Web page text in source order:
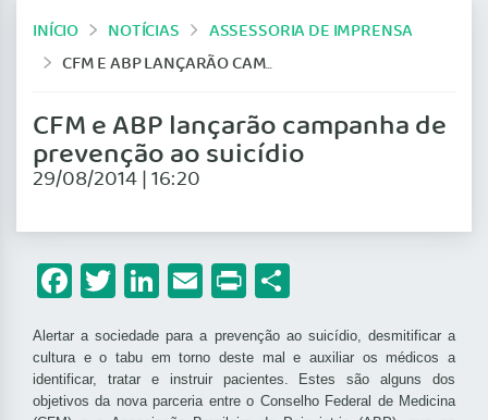
INÍCIO NOTÍCIAS
ASSESSORIA DE IMPRENSA
CFM E ABP LANÇARÃO CAMPANHA DE PREVENÇÃO AO SUICÍDIO
CFM e ABP lançarão campanha de
prevenção ao suicídio
29/08/2014 | 16:20
Facebook
Twitter
LinkedIn
Email
Print
Alertar a sociedade para a prevenção ao suicídio, desmitificar a
cultura e o tabu em torno deste mal e auxiliar os médicos a
identificar, tratar e instruir pacientes. Estes são alguns dos
objetivos da nova parceria entre o Conselho Federal de Medicina